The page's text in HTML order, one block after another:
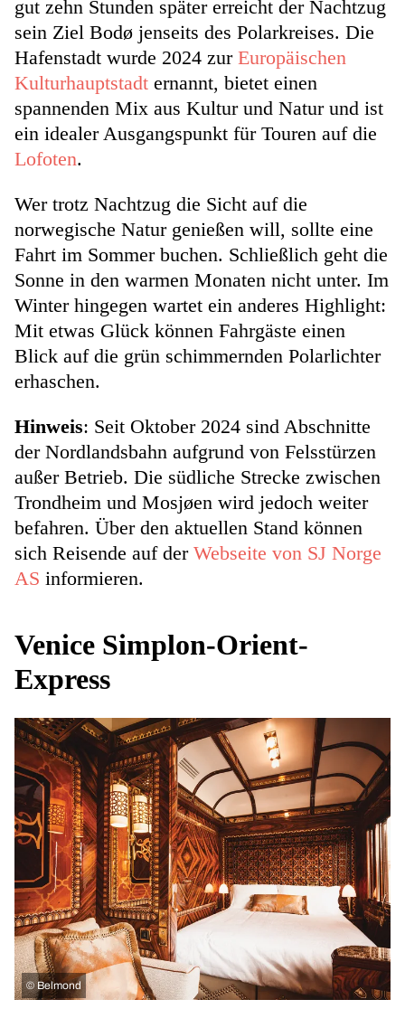
gut zehn Stunden später erreicht der Nachtzug
sein Ziel Bodø jenseits des Polarkreises. Die
Hafenstadt wurde 2024 zur Europäischen
Kulturhauptstadt ernannt, bietet einen
spannenden Mix aus Kultur und Natur und ist
ein idealer Ausgangspunkt für Touren auf die
Lofoten.
Wer trotz Nachtzug die Sicht auf die
norwegische Natur genießen will, sollte eine
Fahrt im Sommer buchen. Schließlich geht die
Sonne in den warmen Monaten nicht unter. Im
Winter hingegen wartet ein anderes Highlight:
Mit etwas Glück können Fahrgäste einen
Blick auf die grün schimmernden Polarlichter
erhaschen.
Hinweis: Seit Oktober 2024 sind Abschnitte
der Nordlandsbahn aufgrund von Felsstürzen
außer Betrieb. Die südliche Strecke zwischen
Trondheim und Mosjøen wird jedoch weiter
befahren. Über den aktuellen Stand können
sich Reisende auf der Webseite von SJ Norge
AS informieren.
Venice Simplon-Orient-
Express
© Belmond